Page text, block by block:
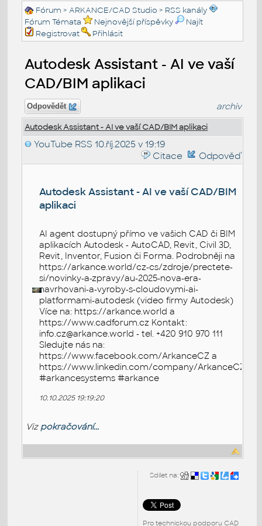
Fórum >ARKANCE/CAD Studio > RSS kanály
Fórum Témata
Nejnovější příspěvky
Najít
Registrovat
Přihlásit
Autodesk Assistant - AI ve vaší
CAD/BIM aplikaci
Odpovědět archiv
Autodesk Assistant - AI ve vaší CAD/BIM aplikaci
YouTube RSS 10.říj.2025 v 19:19
Citace
Odpověď
Autodesk Assistant - AI ve vaší CAD/BIM
aplikaci
AI agent dostupný přímo ve vašich CAD či BIM
aplikacích Autodesk - AutoCAD, Revit, Civil 3D,
Revit, Inventor, Fusion či Forma. Podrobněji na
https://arkance.world/cz-cs/zdroje/prectete-
si/novinky-a-zpravy/au-2025-nova-era-
navrhovani-a-vyroby-s-cloudovymi-ai-
platformami-autodesk (video firmy Autodesk)
Více na: https://arkance.world a
https://www.cadforum.cz Kontakt:
info.cz@arkance.world - tel. +420 910 970 111
Sledujte nás na:
https://www.facebook.com/ArkanceCZ a
https://www.linkedin.com/company/ArkanceCZ
#arkancesystems #arkance
10.10.2025 19:19:20
Viz pokračování...
Sdílet na:
Pro technickou podporu CAD